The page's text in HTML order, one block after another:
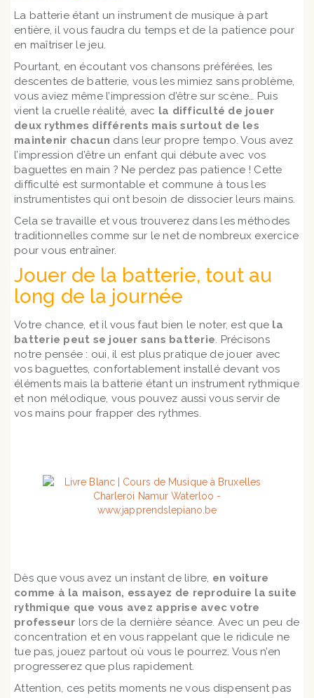
La batterie étant un instrument de musique à part
entière, il vous faudra du temps et de la patience pour
en maîtriser le jeu.
Pourtant, en écoutant vos chansons préférées, les
descentes de batterie, vous les mimiez sans problème,
vous aviez même l’impression d’être sur scène… Puis
vient la cruelle réalité, avec la difficulté de jouer
deux rythmes différents mais surtout de les
maintenir chacun dans leur propre tempo. Vous avez
l’impression d’être un enfant qui débute avec vos
baguettes en main ? Ne perdez pas patience ! Cette
difficulté est surmontable et commune à tous les
instrumentistes qui ont besoin de dissocier leurs mains.
Cela se travaille et vous trouverez dans les méthodes
traditionnelles comme sur le net de nombreux exercice
pour vous entraîner.
Jouer de la batterie, tout au
long de la journée
Votre chance, et il vous faut bien le noter, est que la
batterie peut se jouer sans batterie. Précisons
notre pensée : oui, il est plus pratique de jouer avec
vos baguettes, confortablement installé devant vos
éléments mais la batterie étant un instrument rythmique
et non mélodique, vous pouvez aussi vous servir de
vos mains pour frapper des rythmes.
Dès que vous avez un instant de libre, en voiture
comme à la maison, essayez de reproduire la suite
rythmique que vous avez apprise avec votre
professeur lors de la dernière séance. Avec un peu de
concentration et en vous rappelant que le ridicule ne
tue pas, jouez partout où vous le pourrez. Vous n’en
progresserez que plus rapidement.
Attention, ces petits moments ne vous dispensent pas